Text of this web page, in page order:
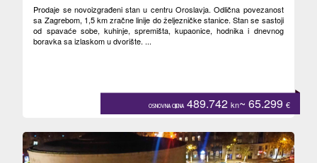
Prodaje se novoizgrađeni stan u centru Oroslavja. Odlična povezanost
sa Zagrebom, 1,5 km zračne linije do željezničke stanice. Stan se sastoji
od spavaće sobe, kuhinje, spremišta, kupaonice, hodnika i dnevnog
boravka sa izlaskom u dvorište. ...
OSNOVNA CIJENA 489.742 kn~ 65.299 €